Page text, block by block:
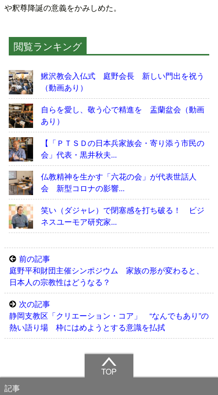
や釈尊降誕の意義をかみしめた。
閲覧ランキング
鰍沢教会入仏式 庭野会長 新しい門出を祝う
（動画あり）
自らを愛し、敬う心で精進を 盂蘭盆会（動画
あり）
【「ＰＴＳＤの日本兵家族会・寄り添う市民の
会」代表・黒井秋夫...
仏教精神を生かす「六花の会」が代表世話人
会 新型コロナの影響...
笑い（ダジャレ）で閉塞感を打ち破る！ ビジ
ネスユーモア研究家...
前の記事
庭野平和財団主催シンポジウム 家族の形が変わると、
日本人の宗教性はどうなる？
次の記事
静岡支教区「クリエーション・コア」 “なんでもあり”の
熱い語り場 枠にはめようとする意識を払拭
TOP
記事